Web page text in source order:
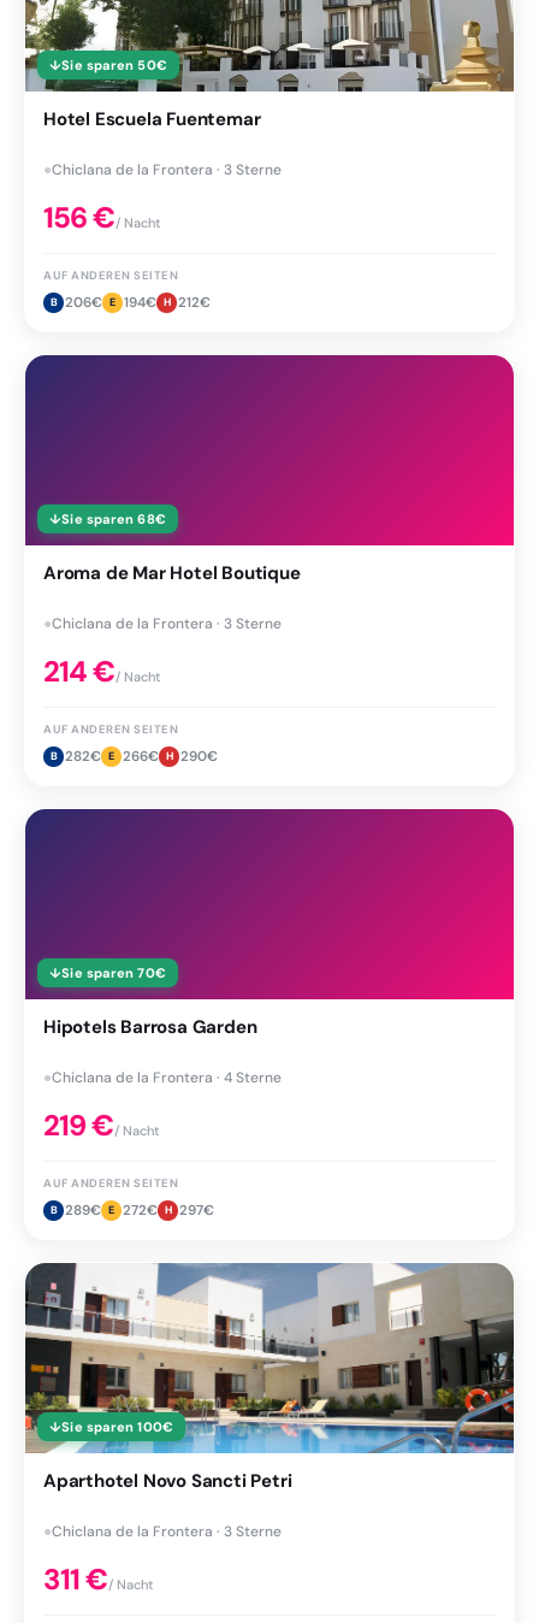
↓Sie sparen 50€
Hotel Escuela Fuentemar
●Chiclana de la Frontera · 3 Sterne
156€/ Nacht
AUF ANDEREN SEITEN
B 206€ E 194€ H 212€
↓Sie sparen 68€
Aroma de Mar Hotel Boutique
●Chiclana de la Frontera · 3 Sterne
214€/ Nacht
AUF ANDEREN SEITEN
B 282€ E 266€ H 290€
↓Sie sparen 70€
Hipotels Barrosa Garden
●Chiclana de la Frontera · 4 Sterne
219€/ Nacht
AUF ANDEREN SEITEN
B 289€ E 272€ H 297€
↓Sie sparen 100€
Aparthotel Novo Sancti Petri
●Chiclana de la Frontera · 3 Sterne
311€/ Nacht